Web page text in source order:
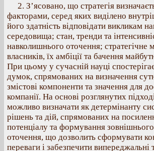
2. З’ясовано, що стратегія
факторами, серед яких виділено
його здатність відповідати викликам
середовища; стан, тренди та
навколишнього оточення; стратегічне
власників, їх амбіції та бачення
При цьому у сучасній науці
думок, спрямованих на визначення
змістові компоненти та значення для
компанії. На основі розглянутих
можливо визначати як детермінанту
рішень та дій, спрямованих на
потенціалу та формування
оточення, що дозволить сформувати
переваги і забезпечити випереджальні